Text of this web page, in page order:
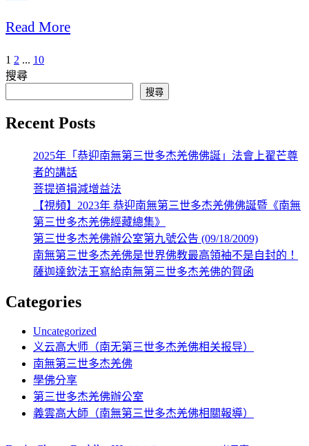
享
Read More
文
分
1 2 ... 10
搜尋
搜尋
Recent Posts
2025年「恭迎南無第三世多杰羌佛佛誕」法會上翟芒尊
者的講話
菩提道損減增益法
【視頻】2023年 恭迎南無第三世多杰羌佛佛誕暨《南無
第三世多杰羌佛經藏總集》
第三世多杰羌佛辦公室第九號公告 (09/18/2009)
南無第三世多杰羌佛是世界佛教最高領袖不是自封的！
薩迦達欽法王寫給南無第三世多杰羌佛的賀函
Categories
Uncategorized
义云高大师（南无第三世多杰羌佛相关报导）
南無第三世多杰羌佛
學佛分享
第三世多杰羌佛辦公室
義雲高大師（南無第三世多杰羌佛相關報導）